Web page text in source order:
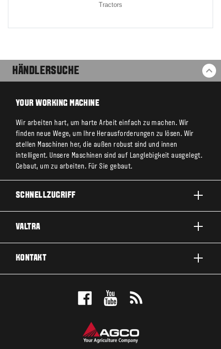
Tractors
HÄNDLERSUCHE
YOUR WORKING MACHINE
Wir arbeiten hart, um harte Arbeit einfach zu machen. Wir
finden neue Wege, um Ihre Herausforderungen zu lösen. Wir
stellen Maschinen her, die außen robust sind und innen
intelligent. Unsere Maschinen sind auf Langlebigkeit ausgelegt.
Gebaut, um zu arbeiten. Für Sie gebaut.
SCHNELLZUGRIFF
SERVICE & REPARATUR
VALTRA
KONTAKT
PROBEFAHRT MACHEN